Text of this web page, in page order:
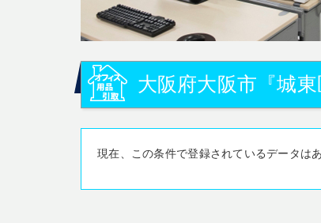
大阪府大阪市『城
現在、この条件で登録されているデータは